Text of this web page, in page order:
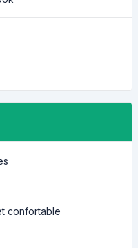
confortable